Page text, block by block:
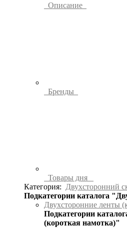
Описание
Бренды
Товары дня
Категория:
Двухсторонний
Подкатегории каталога
Двухсторонние ленты
Подкатегории
(короткая намотка)"